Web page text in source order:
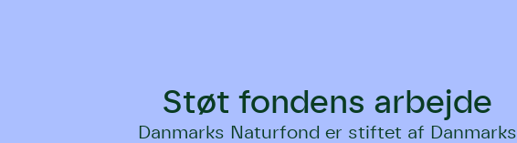
Støt fondens arbejde
Danmarks Naturfond er stiftet af Danmarks